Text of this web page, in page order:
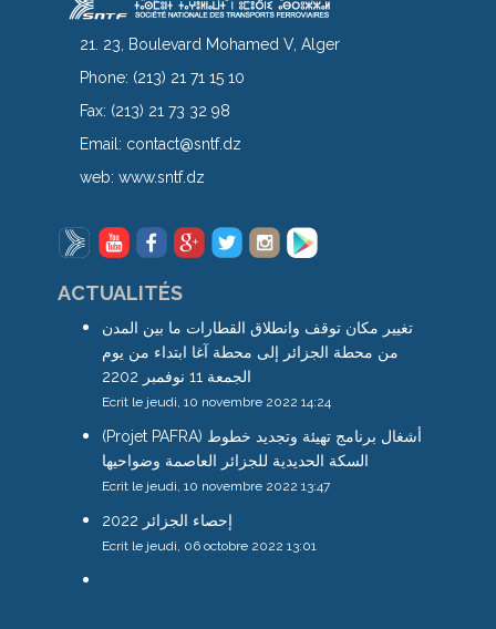
21. 23, Boulevard Mohamed V, Alger
Phone: (213) 21 71 15 10
Fax: (213) 21 73 32 98
Email: contact@sntf.dz
web:www.sntf.dz
ACTUALITÉS
تغيير مكان توقف وانطلاق القطارات ما بين المدن
من محطة الجزائر إلى محطة آغا ابتداء من يوم
الجمعة 11 نوفمبر 2202
Ecrit le jeudi, 10 novembre 2022 14:24
(Projet PAFRA) أشغال برنامج تهيئة وتجديد خطوط
السكة الحديدية للجزائر العاصمة وضواحيها
Ecrit le jeudi, 10 novembre 2022 13:47
إحصاء الجزائر 2022
Ecrit le jeudi, 06 octobre 2022 13:01